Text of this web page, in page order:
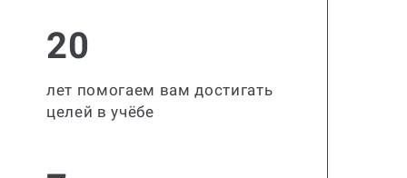
20
лет помогаем вам достигать
целей в учёбе